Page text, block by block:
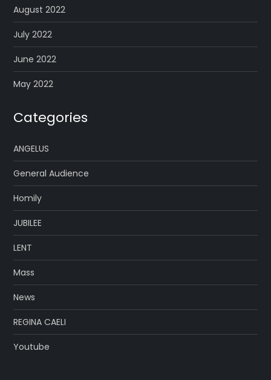
August 2022
July 2022
June 2022
May 2022
Categories
ANGELUS
General Audience
Homily
JUBILEE
LENT
Mass
News
REGINA CAELI
Youtube